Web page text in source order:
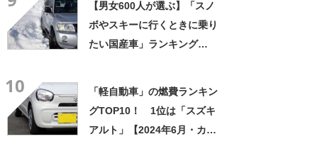
【男女600人が選ぶ】「スノ
ボやスキーに行くときに乗り
たい国産車」ランキング
10
「軽自動車」の燃費ランキン
グTOP10！ 1位は「スズキ
アルト」【2024年6月・カー